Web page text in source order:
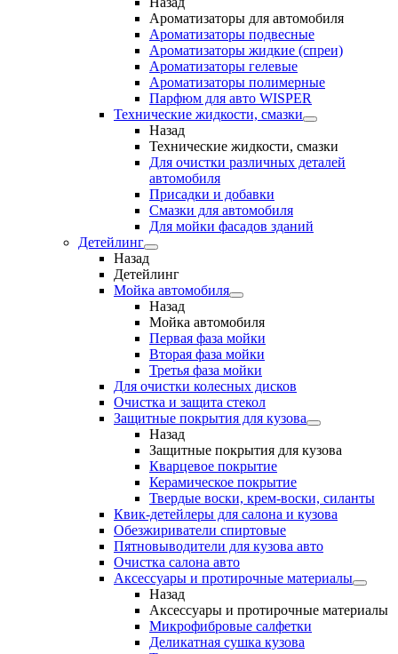
Ароматизаторы для автомобиля
Ароматизаторы подвесные
Ароматизаторы жидкие (спреи)
Ароматизаторы гелевые
Ароматизаторы полимерные
Парфюм для авто WISPER
Технические жидкости, смазки
Назад
Технические жидкости, смазки
Для очистки различных деталей
автомобиля
Присадки и добавки
Смазки для автомобиля
Для мойки фасадов зданий
Детейлинг
Назад
Детейлинг
Мойка автомобиля
Назад
Мойка автомобиля
Первая фаза мойки
Вторая фаза мойки
Третья фаза мойки
Для очистки колесных дисков
Очистка и защита стекол
Защитные покрытия для кузова
Назад
Защитные покрытия для кузова
Кварцевое покрытие
Керамическое покрытие
Твердые воски, крем-воски, силанты
Квик-детейлеры для салона и кузова
Обезжириватели спиртовые
Пятновыводители для кузова авто
Очистка салона авто
Аксессуары и протирочные материалы
Назад
Аксессуары и протирочные материалы
Микрофибровые салфетки
Деликатная сушка кузова